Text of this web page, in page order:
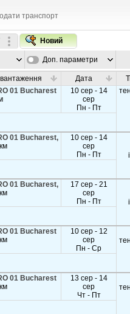
транспорт
Новий
Доп. параметри
Дата
01 Bucharest
10 сер - 14
сер
Пн - Пт
01 Bucharest,
10 сер - 14
сер
Пн - Пт
01 Bucharest,
17 сер - 21
сер
Пн - Пт
01 Bucharest
10 сер - 12
сер
Пн - Ср
01 Bucharest
13 сер - 14
сер
Чт - Пт